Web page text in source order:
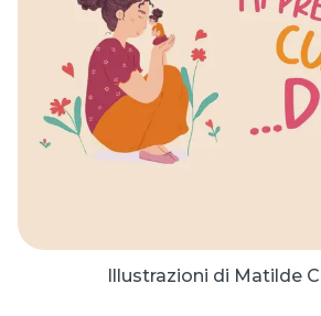
Illustrazioni di Matilde